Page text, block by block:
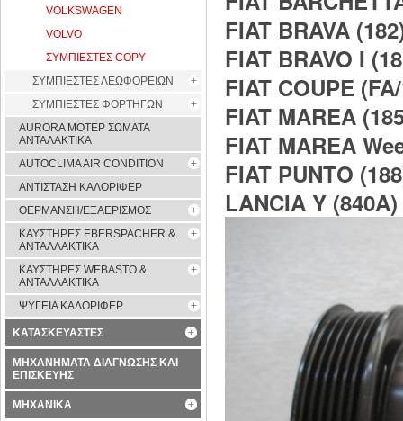
FIAT BRAVA
FIAT BRAVO I
FIAT COUPE
FIAT MAREA
FIAT MAREA
FIAT PUNTO
LANCIA Y
VOLKSWAGEN
VOLVO
ΣΥΜΠΙΕΣΤΕΣ COPY
ΣΥΜΠΙΕΣΤΕΣ ΛΕΩΦΟΡΕΙΩΝ
ΣΥΜΠΙΕΣΤΕΣ ΦΟΡΤΗΓΩΝ
AURORA ΜΟΤΕΡ ΣΩΜΑΤΑ
ΑΝΤΑΛΑΚΤΙΚΑ
AUTOCLIMA AIR CONDITION
ΑΝΤΙΣΤΑΣΗ ΚΑΛΟΡΙΦΕΡ
ΘΕΡΜΑΝΣΗ/ΕΞΑΕΡΙΣΜΟΣ
ΚΑΥΣΤΗΡΕΣ EBERSPACHER &
ΑΝΤΑΛΛΑΚΤΙΚΑ
ΚΑΥΣΤΗΡΕΣ WEBASTO &
ΑΝΤΑΛΛΑΚΤΙΚΑ
ΨΥΓΕΙΑ ΚΑΛΟΡΙΦΕΡ
ΚΑΤΑΣΚΕΥΑΣΤΕΣ
ΜΗΧΑΝΗΜΑΤΑ ΔΙΑΓΝΩΣΗΣ ΚΑΙ
ΕΠΙΣΚΕΥΗΣ
ΜΗΧΑΝΙΚΑ